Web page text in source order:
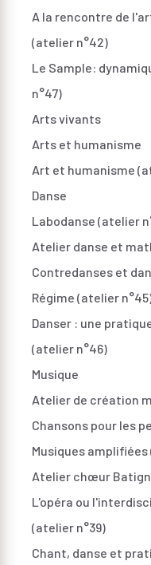
A la rencontre de
(atelier n°42)
Le Sample:
n°47)
Arts vivants
Arts et humanisme
Art et humanisme
Danse
Labodanse (atelier
Atelier danse et
Contredanses et
Régime (atelier
Danser : une
(atelier n°46)
Musique
Atelier de création
Chansons pour les
Musiques amplifiées
Atelier chœur
L'opéra ou
(atelier n°39)
Chant, danse et